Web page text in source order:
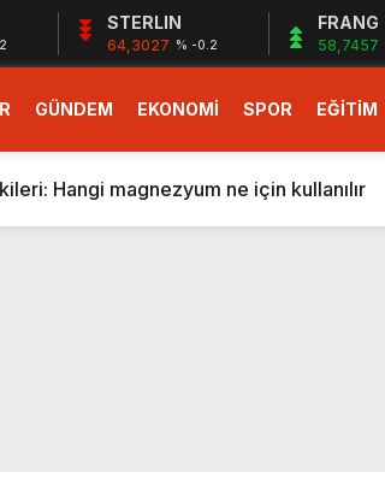
STERLIN
64,3027 % -0.2
FRANG
58,7457
GÜNDEM EKONOMİ SPOR EĞİTİM
dev teklif
gelecek yeni özellikler belli oldu
Hangi magnezyum ne için kullanılır
başlıyor